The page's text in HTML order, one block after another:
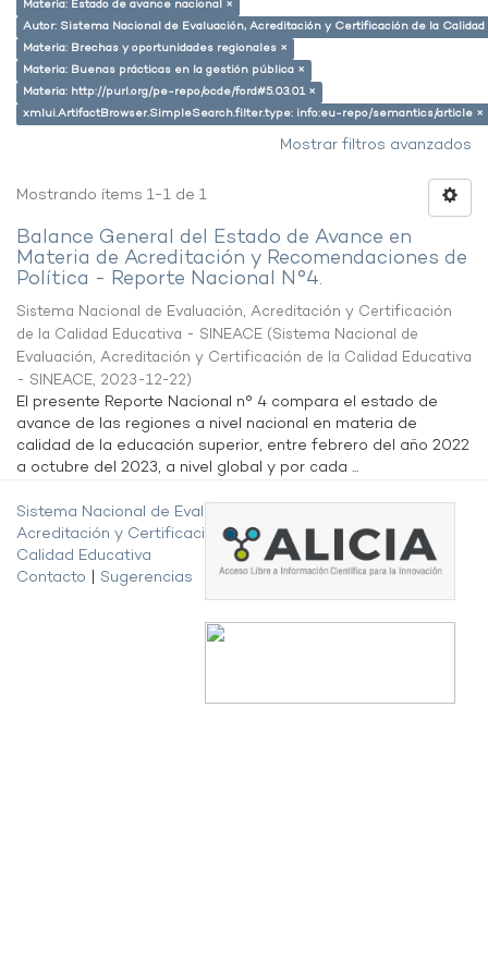
Materia: Estado de avance nacional ×
Autor: Sistema Nacional de Evaluación, Acreditación y Certificación de la
Materia: Brechas y oportunidades regionales ×
Materia: Buenas prácticas en la gestión pública ×
Materia: http://purl.org/pe-repo/ocde/ford#5.03.01 ×
xmlui.ArtifactBrowser.SimpleSearch.filter.type: info:eu-repo/semantics/article ×
Mostrar filtros avanzados
Mostrando ítems 1-1 de 1
Balance General del Estado de Avance en
Materia de Acreditación y Recomendaciones de
Política - Reporte Nacional N°4.
Sistema Nacional de Evaluación, Acreditación y Certificación
de la Calidad Educativa - SINEACE (Sistema Nacional de
Evaluación, Acreditación y Certificación de la Calidad Educativa
- SINEACE, 2023-12-22)
El presente Reporte Nacional n° 4 compara el estado de
avance de las regiones a nivel nacional en materia de
calidad de la educación superior, entre febrero del año 2022
a octubre del 2023, a nivel global y por cada ...
Sistema Nacional de Evaluación,
Acreditación y Certificación de la
Calidad Educativa
Contacto
Sugerencias